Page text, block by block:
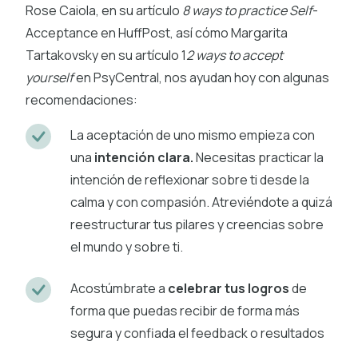
Rose Caiola, en su artículo 8 ways to practice Self-
Acceptance en HuffPost, así cómo Margarita
Tartakovsky en su artículo 12 ways to accept
yourselfen PsyCentral, nos ayudan hoy con algunas
recomendaciones:
La aceptación de uno mismo empieza con
una intención clara.Necesitas practicar la
intención de reflexionar sobre ti desde la
calma y con compasión. Atreviéndote a quizá
reestructurar tus pilares y creencias sobre
el mundo y sobre ti.
Acostúmbrate a celebrar tus logrosde
forma que puedas recibir de forma más
segura y confiada el feedback o resultados